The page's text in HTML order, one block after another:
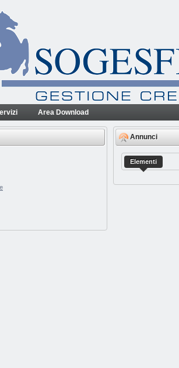
Area Download
Annunci
Elementi